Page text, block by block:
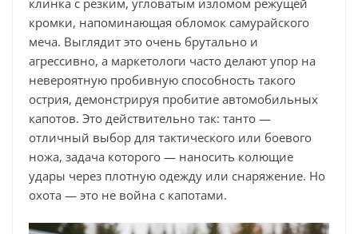
клинка с резким, угловатым изломом режущей
кромки, напоминающая обломок самурайского
меча. Выглядит это очень брутально и
агрессивно, а маркетологи часто делают упор на
невероятную пробивную способность такого
острия, демонстрируя пробитие автомобильных
капотов. Это действительно так: танто —
отличный выбор для тактического или боевого
ножа, задача которого — наносить колющие
удары через плотную одежду или снаряжение. Но
охота — это не война с капотами.